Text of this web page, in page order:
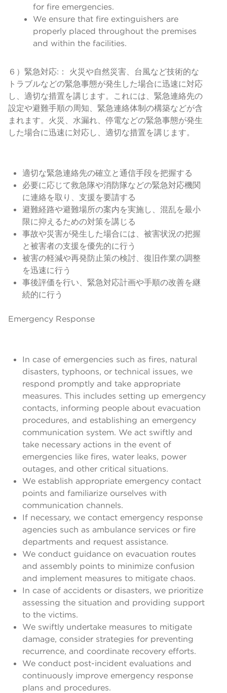
for fire emergencies.
We ensure that fire extinguishers are
properly placed throughout the premises
and within the facilities.
６）緊急対応:： 火災や自然災害、台風など技術的な
トラブルなどの緊急事態が発生した場合に迅速に対応
し、適切な措置を講じます。これには、緊急連絡先の
設定や避難手順の周知、緊急連絡体制の構築などが含
まれます。火災、水漏れ、停電などの緊急事態が発生
した場合に迅速に対応し、適切な措置を講じます。
適切な緊急連絡先の確立と通信手段を把握する
必要に応じて救急隊や消防隊などの緊急対応機関
に連絡を取り、支援を要請する
避難経路や避難場所の案内を実施し、混乱を最小
限に抑えるための対策を講じる
事故や災害が発生した場合には、被害状況の把握
と被害者の支援を優先的に行う
被害の軽減や再発防止策の検討、復旧作業の調整
を迅速に行う
事後評価を行い、緊急対応計画や手順の改善を継
続的に行う
Emergency Response
In case of emergencies such as fires, natural
disasters, typhoons, or technical issues, we
respond promptly and take appropriate
measures. This includes setting up emergency
contacts, informing people about evacuation
procedures, and establishing an emergency
communication system. We act swiftly and
take necessary actions in the event of
emergencies like fires, water leaks, power
outages, and other critical situations.
We establish appropriate emergency contact
points and familiarize ourselves with
communication channels.
If necessary, we contact emergency response
agencies such as ambulance services or fire
departments and request assistance.
We conduct guidance on evacuation routes
and assembly points to minimize confusion
and implement measures to mitigate chaos.
In case of accidents or disasters, we prioritize
assessing the situation and providing support
to the victims.
We swiftly undertake measures to mitigate
damage, consider strategies for preventing
recurrence, and coordinate recovery efforts.
We conduct post-incident evaluations and
continuously improve emergency response
plans and procedures.